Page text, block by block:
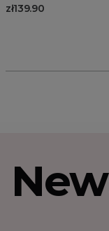
zł139.90